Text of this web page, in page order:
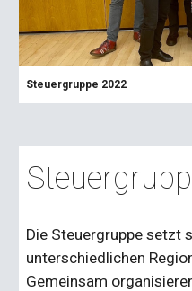
Steuergruppe 2022
Die Steuergruppe setzt
unterschiedlichen
Gemeinsam